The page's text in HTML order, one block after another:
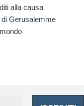
alla causa
di Gerusalemme